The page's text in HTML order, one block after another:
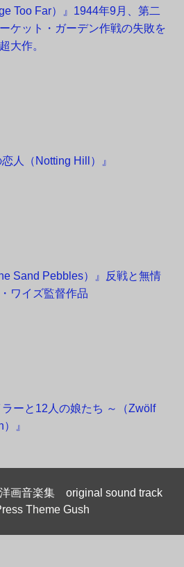
Too Far）』1944年9月、第二
ケット・ガーデン作戦の失敗を
大作。
人（Notting Hill）』
Sand Pebbles）』反戦と無情
ワイズ監督作品
ラーと12人の娘たち ～（Zwölf
』
画音楽集 original sound track
Theme Gush